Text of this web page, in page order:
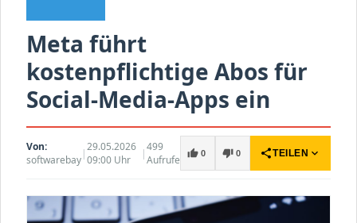
Meta führt
kostenpflichtige Abos für
Social-Media-Apps ein
Von:
softwarebay|29.05.2026
09:00 Uhr
|499
Aufrufe
thumb_up 0 thumb_down 0 shareTEILEN expand_more
z. B. Ihre Bestellnummer (z.B.
S24DXG9F8JK2) nennen.